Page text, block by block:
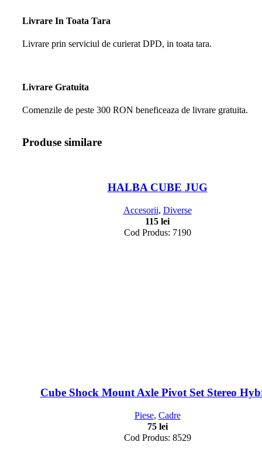
Livrare In Toata Tara
Livrare prin serviciul de curierat DPD, in toata tara.
Livrare Gratuita
Comenzile de peste 300 RON beneficeaza de livrare gratuita.
Produse similare
HALBA CUBE JUG
Accesorii, Diverse
115 lei
Cod Produs: 7190
Cube Shock Mount Axle Pivot Set Stereo
Piese, Cadre
75 lei
Cod Produs: 8529